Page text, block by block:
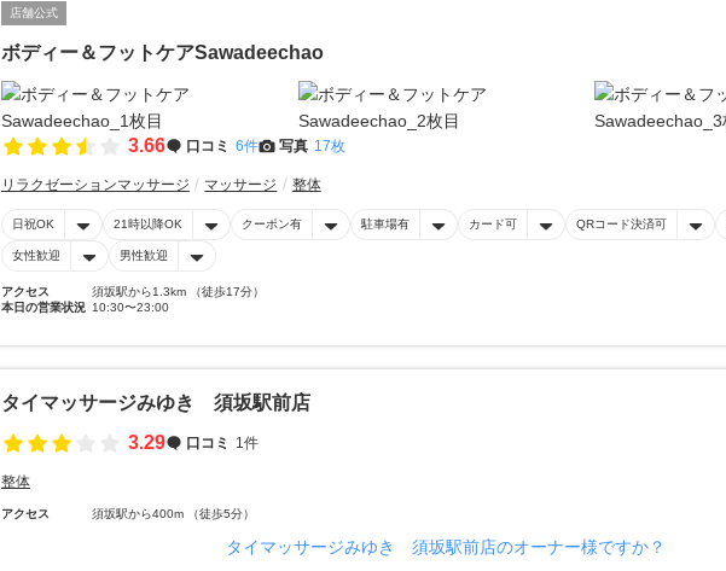
店舗公式
ボディー＆フットケアSawadeechao
3.66 口コミ 6件 写真 17枚
リラクゼーションマッサージ マッサージ 整体
日祝OK 21時以降OK クーポン有 駐車場有 カード可 QRコード決済可
女性歓迎 男性歓迎
アクセス
須坂駅から1.3km （徒歩17分）
本日の営業状況 10:30〜23:00
タイマッサージみゆき 須坂駅前店
3.29
口コミ 1件
整体
アクセス 須坂駅から400m （徒歩5分）
タイマッサージみゆき 須坂駅前店のオーナー様ですか？